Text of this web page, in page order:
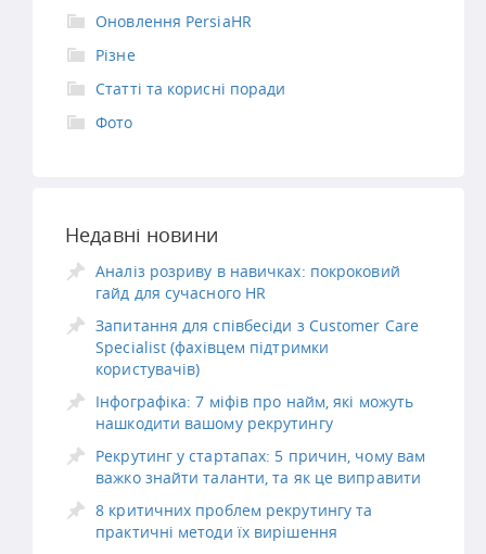
Оновлення PersiaHR
Різне
Статті та корисні поради
Фото
Недавні новини
Аналіз розриву в навичках: покроковий
гайд для сучасного HR
Запитання для співбесіди з Customer Care
Specialist (фахівцем підтримки
користувачів)
Інфографіка: 7 міфів про найм, які можуть
нашкодити вашому рекрутингу
Рекрутинг у стартапах: 5 причин, чому вам
важко знайти таланти, та як це виправити
8 критичних проблем рекрутингу та
практичні методи їх вирішення